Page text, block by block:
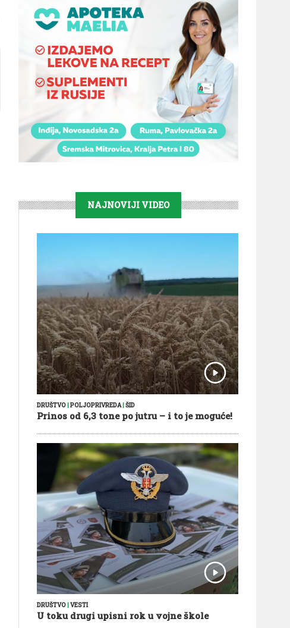
NAJNOVIJI VIDEO
DRUŠTVO|POLJOPRIVREDA|ŠID
Prinos od 6,3 tone po jutru – i to je moguće!
DRUŠTVO VESTI
U toku drugi upisni rok u vojne škole